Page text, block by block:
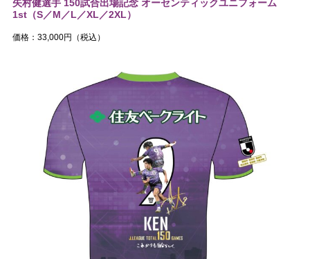
矢村健選手 150試合出場記念 オーセンティックユニフォーム
1st（S／M／L／XL／2XL）
価格：33,000円（税込）